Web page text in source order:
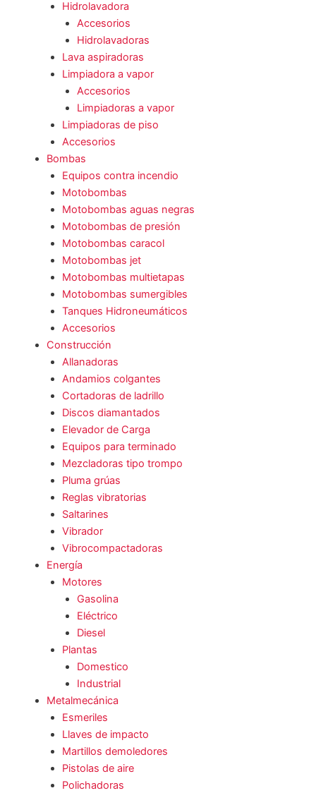
Hidrolavadora
Accesorios
Hidrolavadoras
Lava aspiradoras
Limpiadora a vapor
Accesorios
Limpiadoras a vapor
Limpiadoras de piso
Accesorios
Bombas
Equipos contra incendio
Motobombas
Motobombas aguas negras
Motobombas de presión
Motobombas caracol
Motobombas jet
Motobombas multietapas
Motobombas sumergibles
Tanques Hidroneumáticos
Accesorios
Construcción
Allanadoras
Andamios colgantes
Cortadoras de ladrillo
Discos diamantados
Elevador de Carga
Equipos para terminado
Mezcladoras tipo trompo
Pluma grúas
Reglas vibratorias
Saltarines
Vibrador
Vibrocompactadoras
Energía
Motores
Gasolina
Eléctrico
Diesel
Plantas
Domestico
Industrial
Metalmecánica
Esmeriles
Llaves de impacto
Martillos demoledores
Pistolas de aire
Polichadoras